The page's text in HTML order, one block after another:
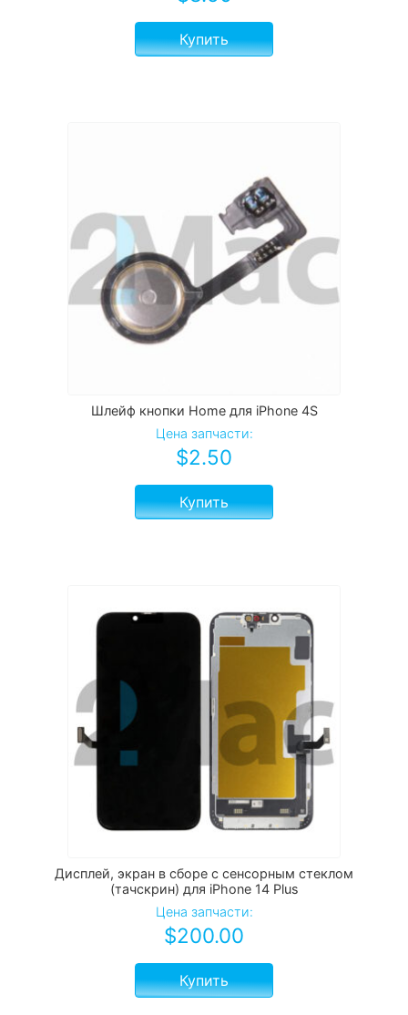
Купить
Шлейф кнопки Home для iPhone 4S
Цена запчасти:
$2.50
Купить
Дисплей, экран в сборе с сенсорным стеклом
(тачскрин) для iPhone 14 Plus
Цена запчасти:
$200.00
Купить